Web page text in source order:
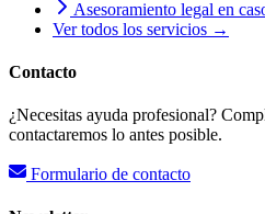
Asesoramiento legal en
Ver todos los servicios →
Contacto
¿Necesitas ayuda profesional?
contactaremos lo antes posible.
Formulario de contacto